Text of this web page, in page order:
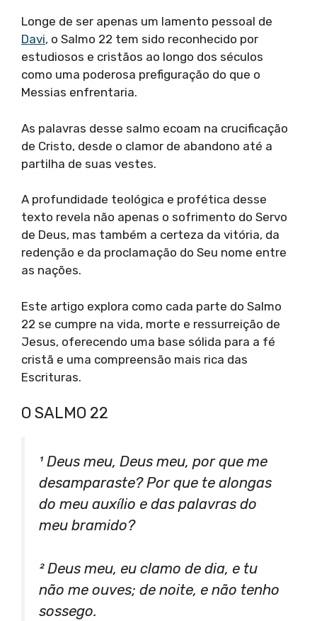
Longe de ser apenas um lamento pessoal de
Davi, o Salmo 22 tem sido reconhecido por
estudiosos e cristãos ao longo dos séculos
como uma poderosa prefiguração do que o
Messias enfrentaria.
As palavras desse salmo ecoam na crucificação
de Cristo, desde o clamor de abandono até a
partilha de suas vestes.
A profundidade teológica e profética desse
texto revela não apenas o sofrimento do Servo
de Deus, mas também a certeza da vitória, da
redenção e da proclamação do Seu nome entre
as nações.
Este artigo explora como cada parte do Salmo
22 se cumpre na vida, morte e ressurreição de
Jesus, oferecendo uma base sólida para a fé
cristã e uma compreensão mais rica das
Escrituras.
O SALMO 22
¹ Deus meu, Deus meu, por que me
desamparaste? Por que te alongas
do meu auxílio e das palavras do
meu bramido?
² Deus meu, eu clamo de dia, e tu
não me ouves; de noite, e não tenho
sossego.